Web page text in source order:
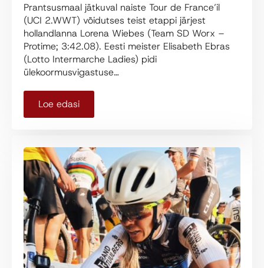
Prantsusmaal jätkuval naiste Tour de France’il
(UCI 2.WWT) võidutses teist etappi järjest
hollandlanna Lorena Wiebes (Team SD Worx –
Protime; 3:42.08). Eesti meister Elisabeth Ebras
(Lotto Intermarche Ladies) pidi
ülekoormusvigastuse…
Loe edasi